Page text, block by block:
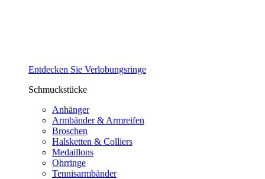
Entdecken Sie Verlobungsringe
Schmuckstücke
Anhänger
Armbänder & Armreifen
Broschen
Halsketten & Colliers
Medaillons
Ohrringe
Tennisarmbänder